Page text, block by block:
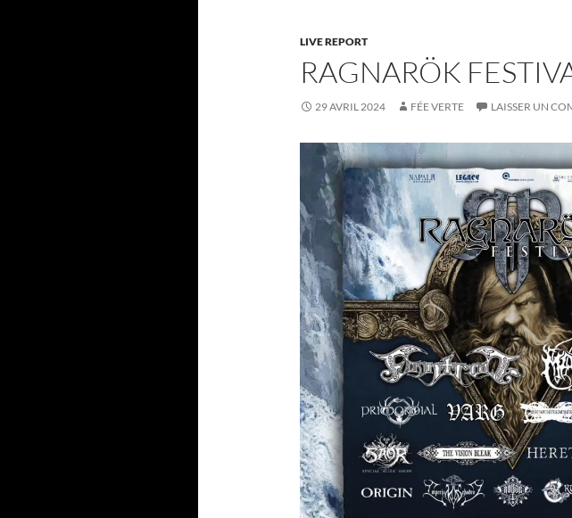
LIVE REPORT
RAGNARÖK
29 AVRIL 2024 FÉE VERTE LAISSER UN